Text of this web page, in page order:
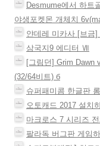
Desmume에서 하트
야생포켓몬 개체치
얀데레 미카사 [브금]
삼국지9 에디터 Ⅶ
[그림던] Grim Dawn
(32/64비트) б
슈퍼패미콤 한글판
오토캐드 2017 설치
마크로스 7 시리즈
팔라독 버그판 게임